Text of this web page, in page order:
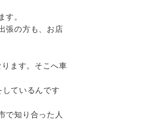
す。
張の方も、お店
ます。そこへ車
ているんです
で知り合った人